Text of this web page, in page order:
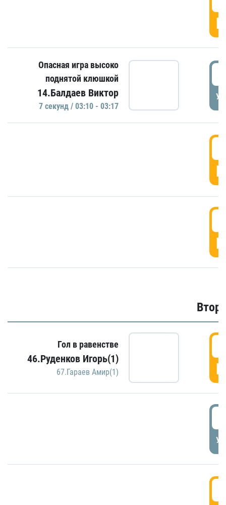
Опасная игра высоко
поднятой клюшкой
14.Балдаев Виктор
7 секунд / 03:10 - 03:17
Гол в равенстве
46.Руденков Игорь(1)
67.Гараев Амир(1)